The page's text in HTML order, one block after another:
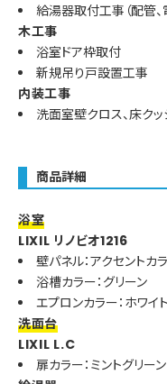
給湯器取付工事（配管、
木工事
浴室ドア枠取付
新規吊り戸設置工事
内装工事
洗面室壁クロス、床クッ
商品詳細
浴室
LIXIL リノビオ1216
壁パネル：アクセントカ
浴槽カラー：グリーン
エプロンカラー：ホワイト
洗面台
LIXIL L.C
扉カラー：ミントグリーン